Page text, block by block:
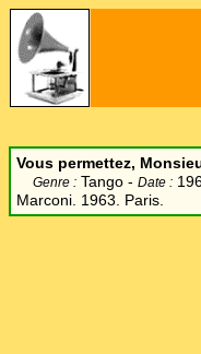
Vous permettez,
Genre : Tango - Date :
Marconi. 1963. Paris.